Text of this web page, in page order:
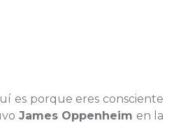
es porque eres consciente
James Oppenheim en la